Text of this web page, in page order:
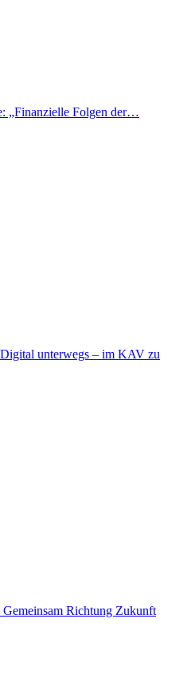
„Finanzielle Folgen der…
unterwegs – im KAV zu
Richtung Zukunft